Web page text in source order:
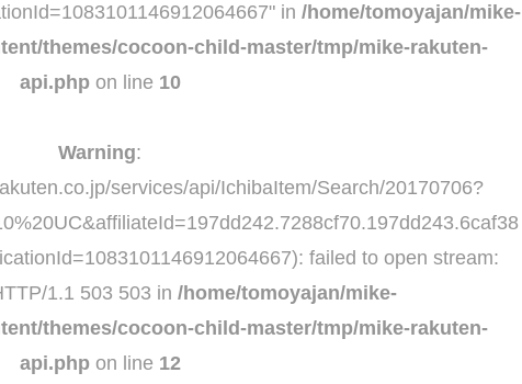
in /home/tomoyajan/mike-
themes/cocoon-child-master/tmp/mike-rakuten-
api.phpon line 10
Warning:
services/api/IchibaItem/Search/20170706?
failed to open stream:
1.1 503 503 in /home/tomoyajan/mike-
themes/cocoon-child-master/tmp/mike-rakuten-
api.phpon line 12